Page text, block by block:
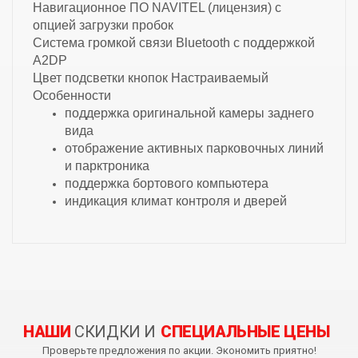
Навигационное ПО NAVITEL (лицензия) с
опцией загрузки пробок
Система громкой связи Bluetooth с поддержкой
A2DP
Цвет подсветки кнопок Настраиваемый
Особенности
поддержка оригинальной камеры заднего
вида
отображение активных парковочных линий
и парктроника
поддержка бортового компьютера
индикация климат контроля и дверей
НАШИ СКИДКИ И СПЕЦИАЛЬНЫЕ ЦЕНЫ
Проверьте предложения по акции. Экономить приятно!